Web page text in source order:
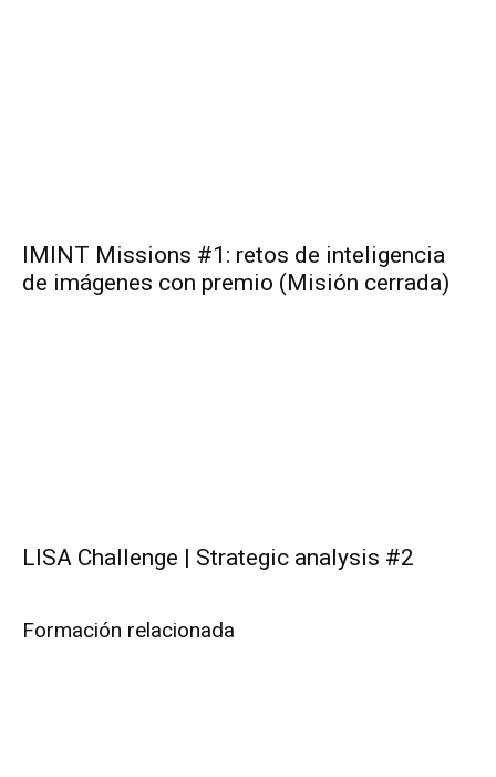
IMINT Missions #1: retos de inteligencia
de imágenes con premio (Misión cerrada)
LISA Challenge | Strategic analysis #2
Formación relacionada